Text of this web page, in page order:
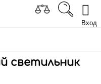
Вход
светильник